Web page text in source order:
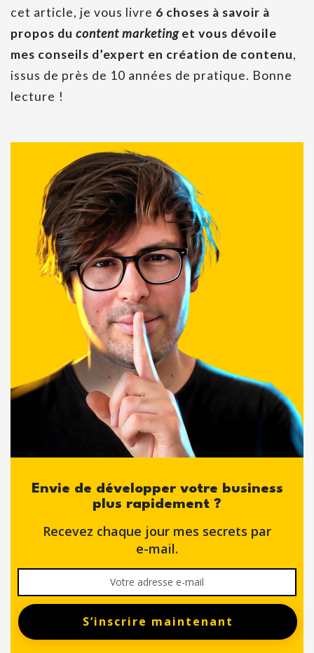
cet article, je vous livre 6 choses à savoir à
propos du content marketinget vous dévoile
mes conseils d’expert en création de contenu,
issus de près de 10 années de pratique. Bonne
lecture !
Envie de développer votre business
plus rapidement ?
Recevez chaque jour mes secrets par
e-mail.
S’inscrire maintenant